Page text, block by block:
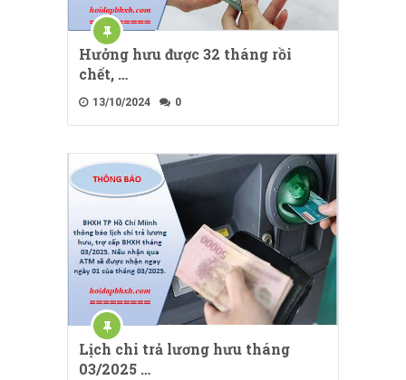
Hưởng hưu được 32 tháng rồi
chết, …
13/10/2024 0
Lịch chi trả lương hưu tháng
03/2025 …